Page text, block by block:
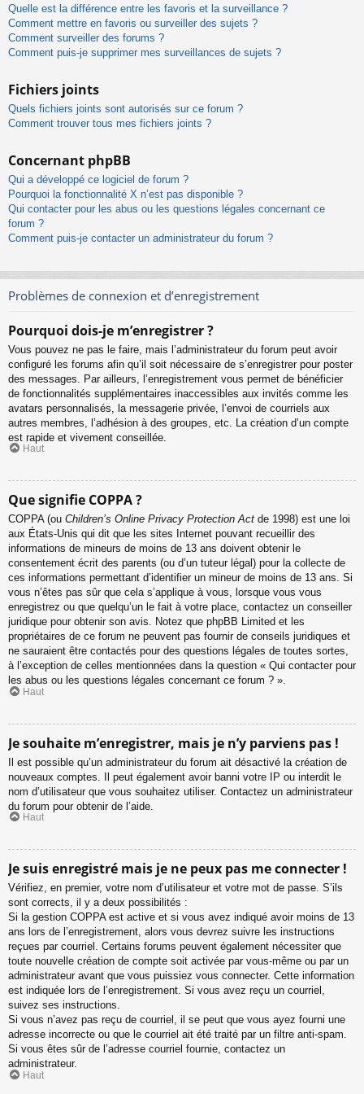
Quelle est la différence entre les favoris et la surveillance ?
Comment mettre en favoris ou surveiller des sujets ?
Comment surveiller des forums ?
Comment puis-je supprimer mes surveillances de sujets ?
Fichiers joints
Quels fichiers joints sont autorisés sur ce forum ?
Comment trouver tous mes fichiers joints ?
Concernant phpBB
Qui a développé ce logiciel de forum ?
Pourquoi la fonctionnalité X n’est pas disponible ?
Qui contacter pour les abus ou les questions légales concernant ce
forum ?
Comment puis-je contacter un administrateur du forum ?
Problèmes de connexion et d’enregistrement
Pourquoi dois-je m’enregistrer ?
Vous pouvez ne pas le faire, mais l’administrateur du forum peut avoir
configuré les forums afin qu’il soit nécessaire de s’enregistrer pour poster
des messages. Par ailleurs, l’enregistrement vous permet de bénéficier
de fonctionnalités supplémentaires inaccessibles aux invités comme les
avatars personnalisés, la messagerie privée, l’envoi de courriels aux
autres membres, l’adhésion à des groupes, etc. La création d’un compte
est rapide et vivement conseillée.
Haut
Que signifie COPPA ?
COPPA (ou Children’s Online Privacy Protection Act de 1998) est une loi
aux États-Unis qui dit que les sites Internet pouvant recueillir des
informations de mineurs de moins de 13 ans doivent obtenir le
consentement écrit des parents (ou d’un tuteur légal) pour la collecte de
ces informations permettant d’identifier un mineur de moins de 13 ans. Si
vous n’êtes pas sûr que cela s’applique à vous, lorsque vous vous
enregistrez ou que quelqu’un le fait à votre place, contactez un conseiller
juridique pour obtenir son avis. Notez que phpBB Limited et les
propriétaires de ce forum ne peuvent pas fournir de conseils juridiques et
ne sauraient être contactés pour des questions légales de toutes sortes,
à l’exception de celles mentionnées dans la question « Qui contacter pour
les abus ou les questions légales concernant ce forum ? ».
Haut
Je souhaite m’enregistrer, mais je n’y parviens pas !
Il est possible qu’un administrateur du forum ait désactivé la création de
nouveaux comptes. Il peut également avoir banni votre IP ou interdit le
nom d’utilisateur que vous souhaitez utiliser. Contactez un administrateur
du forum pour obtenir de l’aide.
Haut
Je suis enregistré mais je ne peux pas me connecter !
Vérifiez, en premier, votre nom d’utilisateur et votre mot de passe. S’ils
sont corrects, il y a deux possibilités :
Si la gestion COPPA est active et si vous avez indiqué avoir moins de 13
ans lors de l’enregistrement, alors vous devrez suivre les instructions
reçues par courriel. Certains forums peuvent également nécessiter que
toute nouvelle création de compte soit activée par vous-même ou par un
administrateur avant que vous puissiez vous connecter. Cette information
est indiquée lors de l’enregistrement. Si vous avez reçu un courriel,
suivez ses instructions.
Si vous n’avez pas reçu de courriel, il se peut que vous ayez fourni une
adresse incorrecte ou que le courriel ait été traité par un filtre anti-spam.
Si vous êtes sûr de l’adresse courriel fournie, contactez un
administrateur.
Haut